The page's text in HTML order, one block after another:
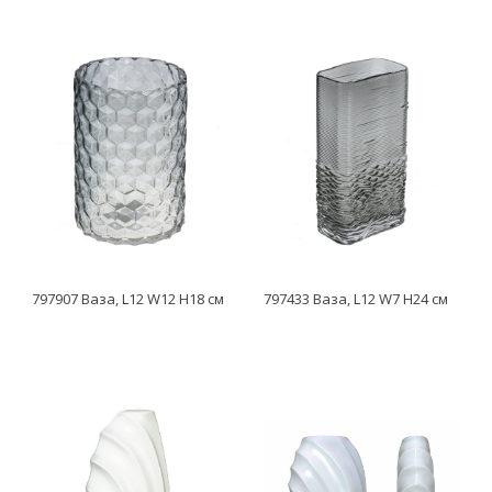
797907 Ваза, L12 W12 H18 см 797433 Ваза, L12 W7 H24 см